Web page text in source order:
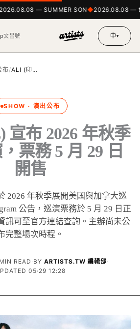
— SUMMER SON 2026.08.08 —
文昌號 中▾
布/ALI (印…
SHOW · 演出公布
宣布 2026 年秋季
票務 5 月 29 日
開售
2026 年秋季展開美國與加拿大巡
公告，巡演票務於 5 月 29 日正
訊可至官方連結查詢。主辦尚未公
完整場次時程。
READ · BY ARTISTS.TW 編輯部·
05·29 12:28